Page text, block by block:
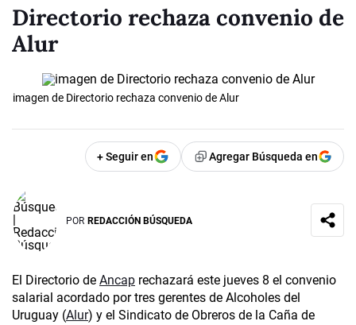
Directorio rechaza convenio de
Alur
imagen de Directorio rechaza convenio de Alur
+ Seguir en Agregar Búsqueda en
POR REDACCIÓN BÚSQUEDA
El Directorio de Ancap rechazará este jueves 8 el convenio
salarial acordado por tres gerentes de Alcoholes del
Uruguay (Alur) y el Sindicato de Obreros de la Caña de